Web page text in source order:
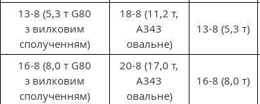
13-8 (5,3 т G80
з вилковим
сполученням)
18-8 (11,2 т,
А343
овальне)
13-8 (5,3 т)
16-8 (8,0 т G80
з вилковим
сполученням)
20-8 (17,0 т,
А343
овальне)
16-8 (8,0 т)